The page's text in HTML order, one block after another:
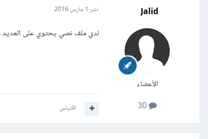
Jalid
الأعضاء
نشر 1 مارس 2016
لدي ملف نصي يحتوي على العديد
اقتباس